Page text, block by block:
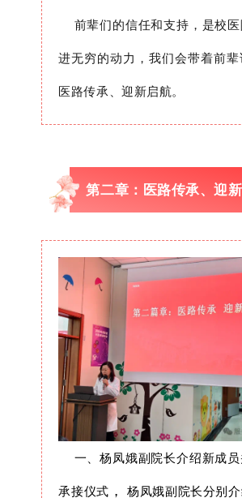
前辈们的信任和支持，是校医
进无穷的动力，我们会带着前辈
医路传承、迎新启航。
第二章：医路传承、迎
一、杨凤娥副院长介绍新成
承接仪式 ， 杨凤娥副院长分别